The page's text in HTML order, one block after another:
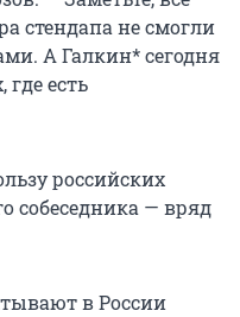
стендапа не смогли
А Галкин* сегодня
где есть
российских
собеседника — вряд
в России